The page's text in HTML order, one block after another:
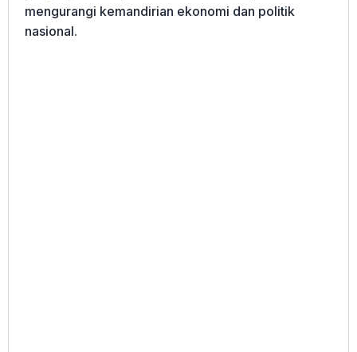
mengurangi kemandirian ekonomi dan politik
nasional.